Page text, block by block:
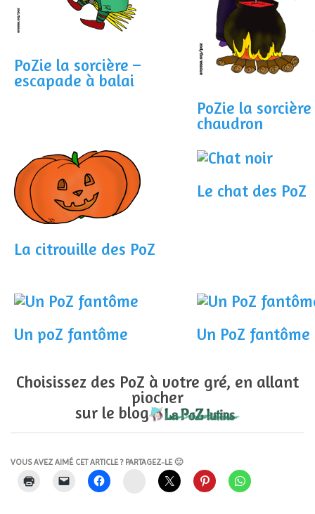
PoZie la sorcière –
escapade à balai
PoZie la
chaudron
La citrouille des PoZ
Le chat des PoZ
Un poZ fantôme Un PoZ fantôme
Choisissez des PoZ à votre gré, en allant
piocher
sur le blog
VOUS AVEZ AIMÉ CET ARTICLE ? PARTAGEZ-LE 🙂
Instagram